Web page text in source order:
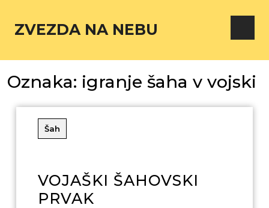
ZVEZDA NA NEBU
Oznaka: igranje šaha v vojski
Šah
VOJAŠKI ŠAHOVSKI
PRVAK